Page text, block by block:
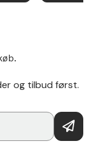
og tilbud først.